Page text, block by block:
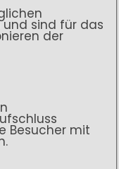
sind für das
der
Besucher mit